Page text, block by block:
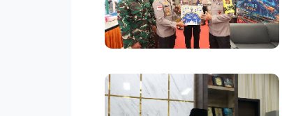
Pelayanan Bandara Sultan